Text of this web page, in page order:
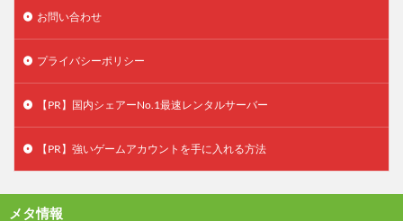
お問い合わせ
プライバシーポリシー
【PR】国内シェアーNo.1最速レンタルサーバー
【PR】強いゲームアカウントを手に入れる方法
メタ情報